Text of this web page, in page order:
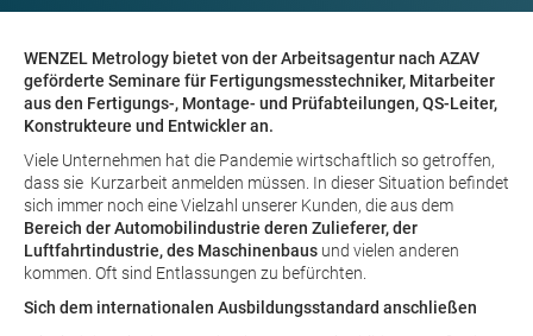
WENZEL Metrology bietet von der Arbeitsagentur nach AZAV
geförderte Seminare für Fertigungsmesstechniker, Mitarbeiter
aus den Fertigungs-, Montage- und Prüfabteilungen, QS-Leiter,
Konstrukteure und Entwickler an.
Viele Unternehmen hat die Pandemie wirtschaftlich so getroffen,
dass sie Kurzarbeit anmelden müssen. In dieser Situation befindet
sich immer noch eine Vielzahl unserer Kunden, die aus dem
Bereich der Automobilindustrie deren Zulieferer, der
Luftfahrtindustrie, des Maschinenbaus und vielen anderen
kommen. Oft sind Entlassungen zu befürchten.
Sich dem internationalen Ausbildungsstandard anschließen